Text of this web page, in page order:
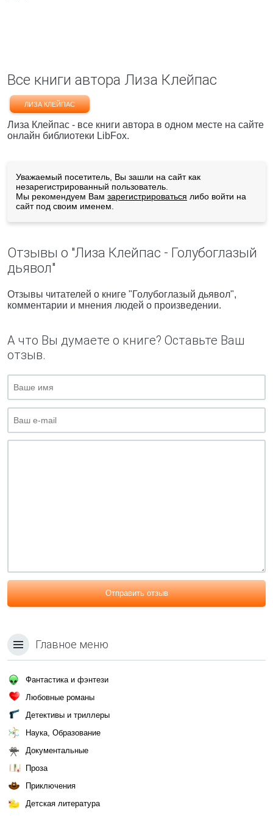
Все книги автора Лиза Клейпас
ЛИЗА КЛЕЙПАС
Лиза Клейпас - все книги автора в одном месте на сайте
онлайн библиотеки LibFox.
Уважаемый посетитель, Вы зашли на сайт как
незарегистрированный пользователь.
Мы рекомендуем Вам зарегистрироваться либо войти на
сайт под своим именем.
Отзывы о "Лиза Клейпас - Голубоглазый
дьявол"
Отзывы читателей о книге "Голубоглазый дьявол",
комментарии и мнения людей о произведении.
А что Вы думаете о книге? Оставьте Ваш
отзыв.
Отправить отзыв
Главное меню
Фантастика и фэнтези
Любовные романы
Детективы и триллеры
Наука, Образование
Документальные
Проза
Приключения
Детская литература